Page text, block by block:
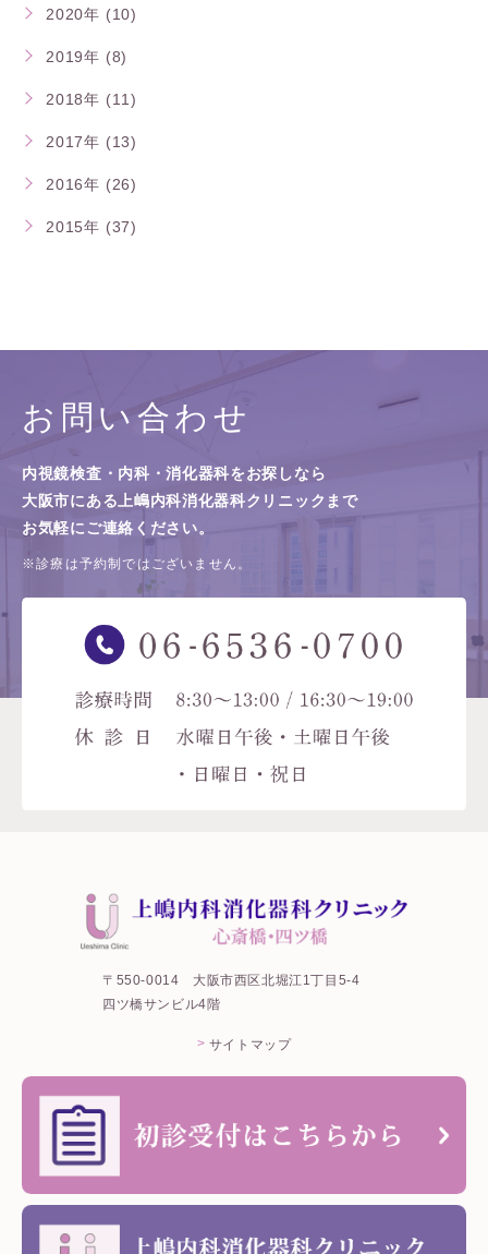
2020年 (10)
2019年 (8)
2018年 (11)
2017年 (13)
2016年 (26)
2015年 (37)
お問い合わせ
内視鏡検査・内科・消化器科をお探しなら
大阪市にある上嶋内科消化器科クリニックまで
お気軽にご連絡ください。
※診療は予約制ではございません。
〒550-0014 大阪市西区北堀江1丁目5-4
四ツ橋サンビル4階
サイトマップ